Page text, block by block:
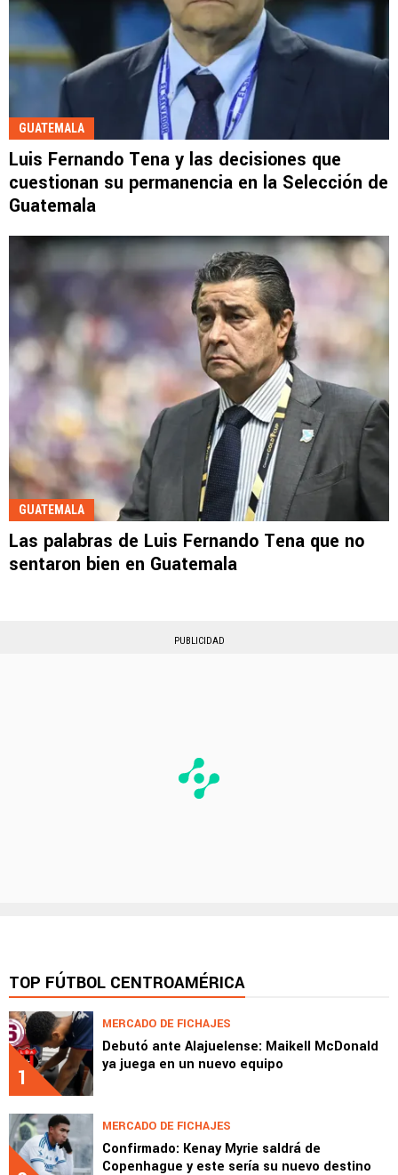
GUATEMALA
Luis Fernando Tena y las decisiones que
cuestionan su permanencia en la Selección de
Guatemala
GUATEMALA
Las palabras de Luis Fernando Tena que no
sentaron bien en Guatemala
PUBLICIDAD
TOP FÚTBOL CENTROAMÉRICA
1
MERCADO DE FICHAJES
Debutó ante Alajuelense: Maikell McDonald
ya juega en un nuevo equipo
MERCADO DE FICHAJES
Confirmado: Kenay Myrie saldrá de
Copenhague y este sería su nuevo destino